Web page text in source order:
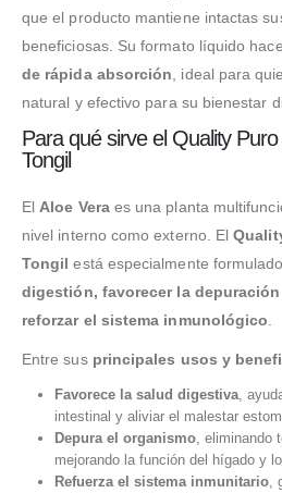
que el producto mantiene intactas
beneficiosas. Su formato líquido
de rápida absorción, ideal para
natural y efectivo para su bienestar
Para qué sirve el Quality
Tongil
ElAloe Veraes una planta
nivel interno como externo. El
Tongil está especialmente
digestión, favorecer la
reforzar el sistema inmunológico.
Entre sus principales usos y
Favorece la salud digestiva,
intestinal y aliviar el malestar
Depura el organismo, eliminando
mejorando la función del hígado y
Refuerza el sistema inmunitario,